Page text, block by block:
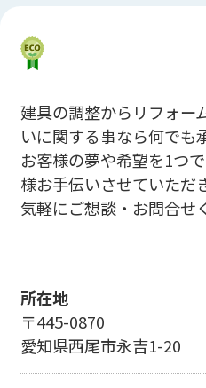
建具の調整からリフォー
いに関する事なら何でも
お客様の夢や希望を1つ
様お手伝いさせていただ
気軽にご想談・お問合せ
所在地
〒445-0870
愛知県西尾市永吉1-20